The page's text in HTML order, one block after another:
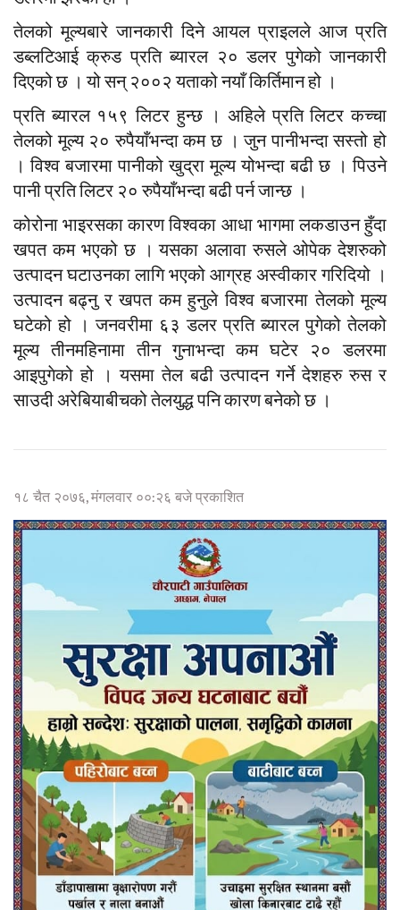
तेलको मूल्यबारे जानकारी दिने आयल प्राइलले आज प्रति
डब्लटिआई क्रुड प्रति ब्यारल २० डलर पुगेको जानकारी
दिएको छ । यो सन् २००२ यताको नयाँ किर्तिमान हो ।
प्रति ब्यारल १५९ लिटर हुन्छ । अहिले प्रति लिटर कच्चा
तेलको मूल्य २० रुपैयाँभन्दा कम छ । जुन पानीभन्दा सस्तो हो
। विश्व बजारमा पानीको खुद्रा मूल्य योभन्दा बढी छ । पिउने
पानी प्रति लिटर २० रुपैयाँभन्दा बढी पर्न जान्छ ।
कोरोना भाइरसका कारण विश्वका आधा भागमा लकडाउन हुँदा
खपत कम भएको छ । यसका अलावा रुसले ओपेक देशरुको
उत्पादन घटाउनका लागि भएको आग्रह अस्वीकार गरिदियो ।
उत्पादन बढ्नु र खपत कम हुनुले विश्व बजारमा तेलको मूल्य
घटेको हो । जनवरीमा ६३ डलर प्रति ब्यारल पुगेको तेलको
मूल्य तीनमहिनामा तीन गुनाभन्दा कम घटेर २० डलरमा
आइपुगेको हो । यसमा तेल बढी उत्पादन गर्ने देशहरु रुस र
साउदी अरेबियाबीचको तेलयुद्ध पनि कारण बनेको छ ।
१८ चैत २०७६, मंगलवार ००:२६ बजे प्रकाशित